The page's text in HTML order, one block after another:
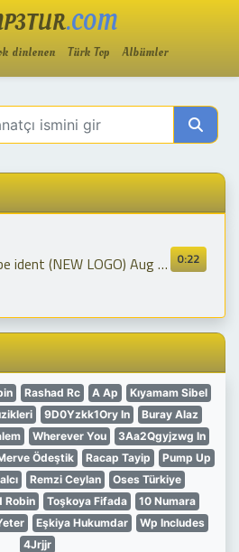
.COM
dinlenen Türk Top Albümler
0:22
(NEW LOGO) Aug 2017 Reversed
Rashad Rc A Ap
Kıyamam Sibel
9D0Yzkk1Ory In
Buray Alaz
Wherever You
3Aa2Qgyjzwg In
Ödeştik Racap Tayip
Pump Up
Remzi Ceylan
Oses Türkiye
Robin Toşkoya Fifada
10 Numara
Eşkiya Hukumdar
Wp Includes
4Jrjjr